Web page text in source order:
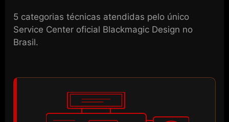
5 categorias técnicas atendidas pelo único
Service Center oficial Blackmagic Design no
Brasil.